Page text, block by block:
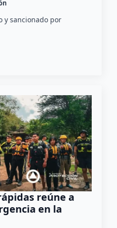
y sancionado por
reúne a
en la